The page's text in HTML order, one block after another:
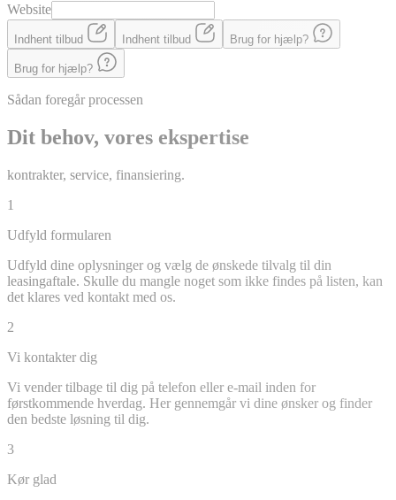
Website
Indhent tilbud Indhent tilbud Brug for hjælp?
Brug for hjælp?
Sådan foregår processen
Dit behov, vores ekspertise
kontrakter, service, finansiering.
1
Udfyld formularen
Udfyld dine oplysninger og vælg de ønskede tilvalg til din
leasingaftale. Skulle du mangle noget som ikke findes på listen, kan
det klares ved kontakt med os.
2
Vi kontakter dig
Vi vender tilbage til dig på telefon eller e-mail inden for
førstkommende hverdag. Her gennemgår vi dine ønsker og finder
den bedste løsning til dig.
3
Kør glad